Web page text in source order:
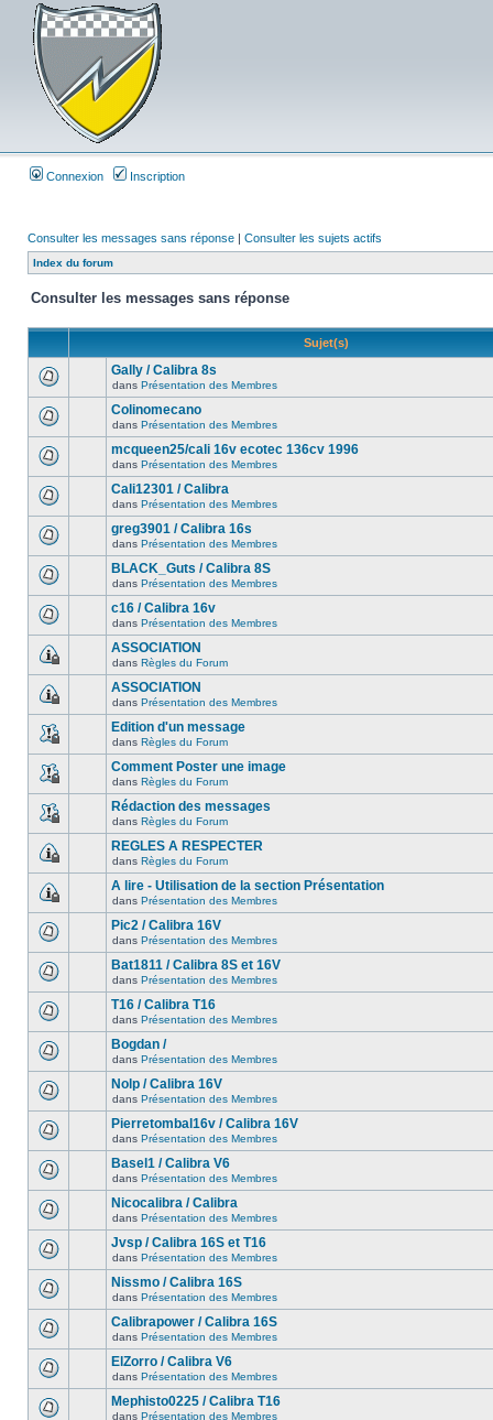
Connexion Inscription
Consulter les messages sans réponse | Consulter les sujets actifs
Index du forum
Consulter les messages sans réponse
Sujet(s)
Gally / Calibra 8s
dans Présentation des Membres
Colinomecano
dans Présentation des Membres
mcqueen25/cali 16v ecotec 136cv 1996
dans Présentation des Membres
Cali12301 / Calibra
dans Présentation des Membres
greg3901 / Calibra 16s
dans Présentation des Membres
BLACK_Guts / Calibra 8S
dans Présentation des Membres
c16 / Calibra 16v
dans Présentation des Membres
ASSOCIATION
dans Règles du Forum
ASSOCIATION
dans Présentation des Membres
Edition d'un message
dans Règles du Forum
Comment Poster une image
dans Règles du Forum
Rédaction des messages
dans Règles du Forum
REGLES A RESPECTER
dans Règles du Forum
A lire - Utilisation de la section Présentation
dans Présentation des Membres
Pic2 / Calibra 16V
dans Présentation des Membres
Bat1811 / Calibra 8S et 16V
dans Présentation des Membres
T16 / Calibra T16
dans Présentation des Membres
Bogdan /
dans Présentation des Membres
Nolp / Calibra 16V
dans Présentation des Membres
Pierretombal16v / Calibra 16V
dans Présentation des Membres
Basel1 / Calibra V6
dans Présentation des Membres
Nicocalibra / Calibra
dans Présentation des Membres
Jvsp / Calibra 16S et T16
dans Présentation des Membres
Nissmo / Calibra 16S
dans Présentation des Membres
Calibrapower / Calibra 16S
dans Présentation des Membres
ElZorro / Calibra V6
dans Présentation des Membres
Mephisto0225 / Calibra T16
dans Présentation des Membres